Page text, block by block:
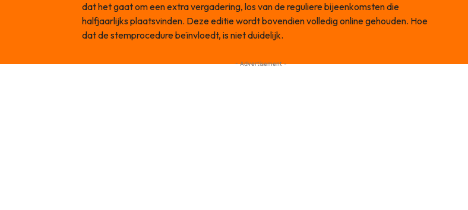
dat het gaat om een extra vergadering, los van de reguliere bijeenkomsten die
halfjaarlijks plaatsvinden. Deze editie wordt bovendien volledig online gehouden. Hoe
dat de stemprocedure beïnvloedt, is niet duidelijk.
- Advertisement -